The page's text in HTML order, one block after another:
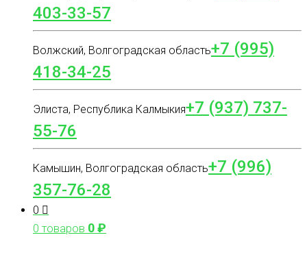
403-33-57
Волжский, Волгоградская область+7 (995)
418-34-25
Элиста, Республика Калмыкия+7 (937) 737-
55-76
Камышин, Волгоградская область+7 (996)
357-76-28
0
0 товаров 0₽